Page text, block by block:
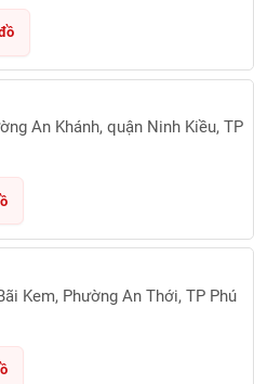
An Khánh, quận Ninh Kiều, TP
Kem, Phường An Thới, TP Phú